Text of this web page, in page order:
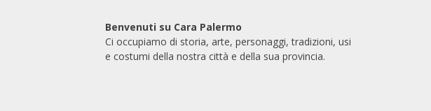
Benvenuti su Cara Palermo
Ci occupiamo di storia, arte, personaggi, tradizioni, usi
e costumi della nostra città e della sua provincia.